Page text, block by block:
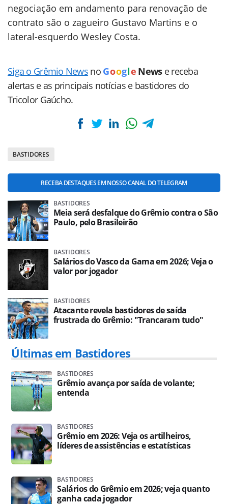
negociação em andamento para renovação de
contrato são o zagueiro Gustavo Martins e o
lateral-esquerdo Wesley Costa.
Siga o Grêmio News no Goog le News e receba
alertas e as principais notícias e bastidores do
Tricolor Gaúcho.
BASTIDORES
RECEBA DESTAQUES EM NOSSO CANAL DO TELEGRAM
BASTIDORES
Meia será desfalque do Grêmio contra o São
Paulo, pelo Brasileirão
BASTIDORES
Salários do Vasco da Gama em 2026; Veja o
valor por jogador
BASTIDORES
Atacante revela bastidores de saída
frustrada do Grêmio: "Trancaram tudo"
Últimas em Bastidores
BASTIDORES
Grêmio avança por saída de volante;
entenda
BASTIDORES
Grêmio em 2026: Veja os artilheiros,
líderes de assistências e estatísticas
BASTIDORES
Salários do Grêmio em 2026; veja quanto
ganha cada jogador